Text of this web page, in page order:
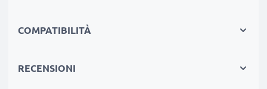
superano quelle della vecchia batteria originale
COMPATIBILITÀ
RECENSIONI